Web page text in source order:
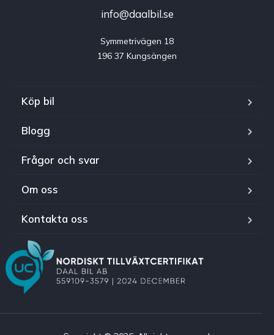
info@daalbil.se
Symmetrivägen 18
196 37 Kungsängen
Köp bil
Blogg
Frågor och svar
Om oss
Kontakta oss